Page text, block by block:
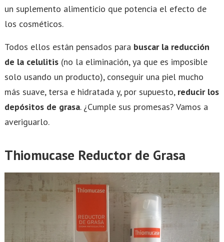
un suplemento alimenticio que potencia el efecto de
los cosméticos.
Todos ellos están pensados para buscar la reducción
de la celulitis(no la eliminación, ya que es imposible
solo usando un producto), conseguir una piel mucho
más suave, tersa e hidratada y, por supuesto, reducir los
depósitos de grasa. ¿Cumple sus promesas? Vamos a
averiguarlo.
Thiomucase Reductor de Grasa